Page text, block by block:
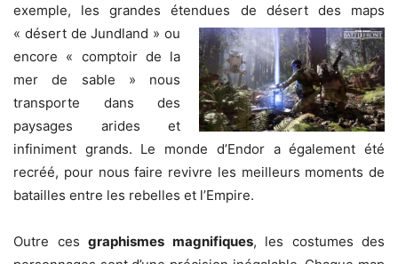
exemple, les grandes étendues de désert des maps
« désert de Jundland » ou
encore « comptoir de la
mer de sable » nous
transporte dans des
paysages arides et
infiniment grands. Le monde d’Endor a également été
recréé, pour nous faire revivre les meilleurs moments de
batailles entre les rebelles et l’Empire.
Outre ces graphismes magnifiques, les costumes des